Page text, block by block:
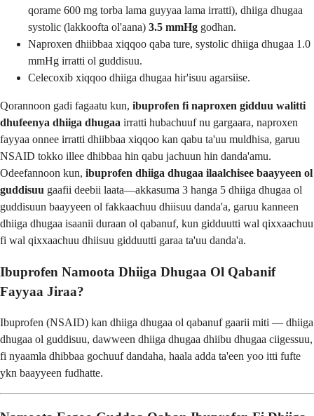
qorame 600 mg torba lama guyyaa lama irratti), dhiiga dhugaa
systolic (lakkoofta ol'aana) 3.5 mmHg godhan.
Naproxen dhiibbaa xiqqoo qaba ture, systolic dhiiga dhugaa 1.0
mmHg irratti ol guddisuu.
Celecoxib xiqqoo dhiiga dhugaa hir'isuu agarsiise.
Qorannoon gadi fagaatu kun, ibuprofen fi naproxen gidduu walitti
dhufeenya dhiiga dhugaa irratti hubachuuf nu gargaara, naproxen
fayyaa onnee irratti dhiibbaa xiqqoo kan qabu ta'uu muldhisa, garuu
NSAID tokko illee dhibbaa hin qabu jachuun hin danda'amu.
Odeefannoon kun, ibuprofen dhiiga dhugaa ilaalchisee baayyeen ol
guddisuu gaafii deebii laata—akkasuma 3 hanga 5 dhiiga dhugaa ol
guddisuun baayyeen ol fakkaachuu dhiisuu danda'a, garuu kanneen
dhiiga dhugaa isaanii duraan ol qabanuf, kun gidduutti wal qixxaachuu
fi wal qixxaachuu dhiisuu gidduutti garaa ta'uu danda'a.
Ibuprofen Namoota Dhiiga Dhugaa Ol Qabanif
Fayyaa Jiraa?
Ibuprofen (NSAID) kan dhiiga dhugaa ol qabanuf gaarii miti — dhiiga
dhugaa ol guddisuu, dawween dhiiga dhugaa dhiibu dhugaa ciigessuu,
fi nyaamla dhibbaa gochuuf dandaha, haala adda ta'een yoo itti fufte
ykn baayyeen fudhatte.